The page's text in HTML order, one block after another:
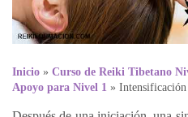
Inicio » Curso de Reiki Tibetano
Apoyo para Nivel 1 » Intensificación